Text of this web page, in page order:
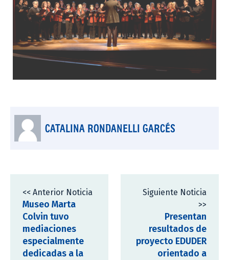
CATALINA RONDANELLI GARCÉS
<< Anterior Noticia
Museo Marta
Colvin tuvo
mediaciones
especialmente
dedicadas a la
Siguiente Noticia
>>
Presentan
resultados de
proyecto EDUDER
orientado a